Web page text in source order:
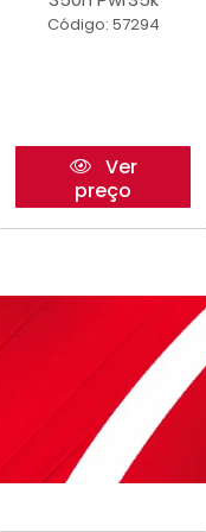
Código: 57294
Ver
preço